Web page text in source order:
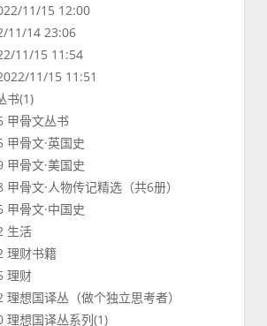
11/15 12:00
11/14 23:06
11/15 11:54
11/15 11:51
书(1)
甲骨文丛书
骨文·英国史
骨文·美国史
骨文·人物传记精选（共6册）
骨文·中国史
生活
理财书籍
理财
想国译丛（做个独立思考者）
想国译丛系列(1)